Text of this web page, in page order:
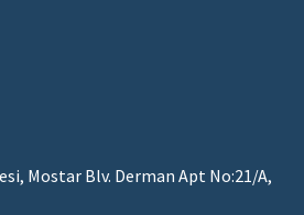
Mostar Blv. Derman Apt No:21/A,